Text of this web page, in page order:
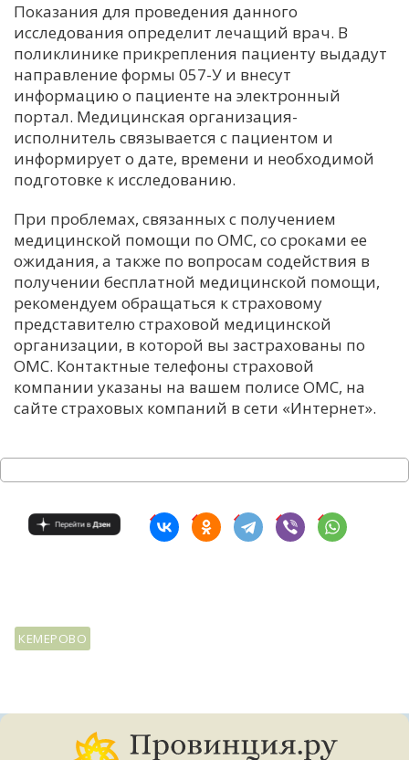
М
Н
Х
Ч
Я
Показания для проведения данного
исследования определит лечащий врач. В
поликлинике прикрепления пациенту выдадут
направление формы 057-У и внесут
информацию о пациенте на электронный
портал. Медицинская организация-
исполнитель связывается с пациентом и
информирует о дате, времени и необходимой
подготовке к исследованию.
При проблемах, связанных с получением
медицинской помощи по ОМС, со сроками ее
ожидания, а также по вопросам содействия в
получении бесплатной медицинской помощи,
рекомендуем обращаться к страховому
представителю страховой медицинской
организации, в которой вы застрахованы по
ОМС. Контактные телефоны страховой
компании указаны на вашем полисе ОМС, на
сайте страховых компаний в сети «Интернет».
КЕМЕРОВО